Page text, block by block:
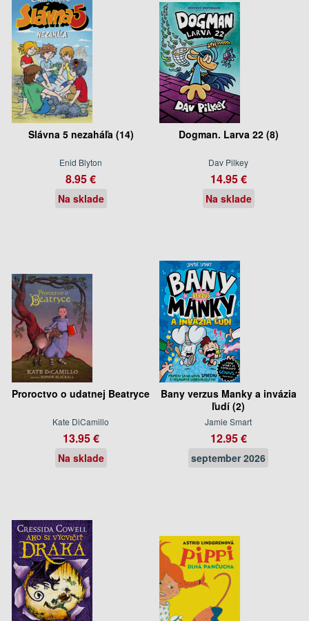
Slávna 5 nezaháľa (14)
Enid Blyton
8.95 €
Na sklade
Dogman. Larva 22 (8)
Dav Pilkey
14.95 €
Na sklade
Proroctvo o udatnej Beatryce
Kate DiCamillo
13.95 €
Na sklade
Bany verzus Manky a invázia
ľudí (2)
Jamie Smart
12.95 €
september 2026